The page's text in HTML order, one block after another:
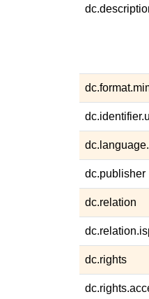
dc.publisher
dc.relation
dc.rights